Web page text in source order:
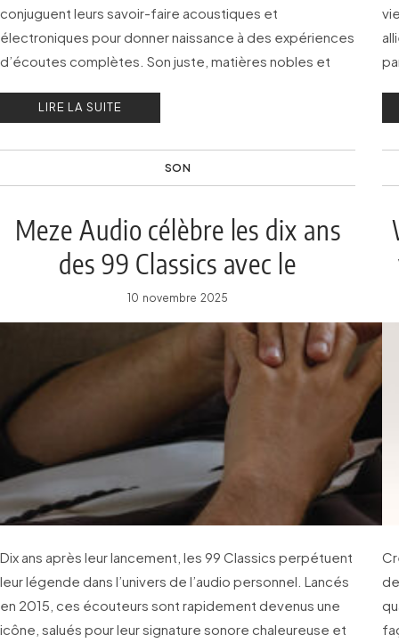
conjuguent leurs savoir-faire acoustiques et
électroniques pour donner naissance à des expériences
d’écoutes complètes. Son juste, matières nobles et
LIRE LA SUITE
SON
Meze Audio célèbre les dix ans
des 99 Classics avec le
lancement de la deuxième
génération
10 novembre 2025
Dix ans après leur lancement, les 99 Classics perpétuent
leur légende dans l’univers de l’audio personnel. Lancés
en 2015, ces écouteurs sont rapidement devenus une
icône, salués pour leur signature sonore chaleureuse et